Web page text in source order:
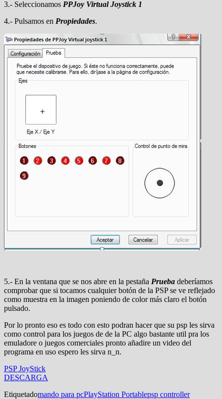
3.- Seleccionamos PPJoy Virtual Joystick 1
4.- Pulsamos en Propiedades.
5.- En la ventana que se nos abre en la pestaña Prueba deberíamos
comprobar que si tocamos cualquier botón de la PSP se ve reflejado
como muestra en la imagen poniendo de color más claro el botón
pulsado.
Por lo pronto eso es todo con esto podran hacer que su psp les sirva
como control para los juegos de de la PC algo bastante util pra los
emuladore o juegos comerciales pronto añadire un video del
programa en uso espero les sirva n_n.
PSP JoyStick
DESCARGA
Etiquetadomando para pcPlayStation Portablepsp controller